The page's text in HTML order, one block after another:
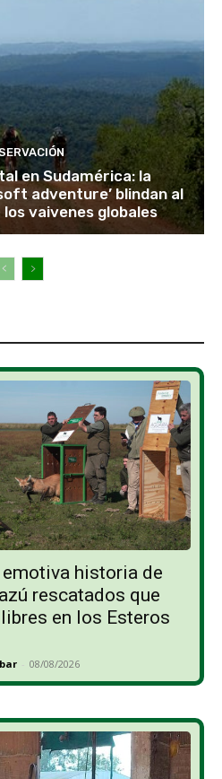
en Sudamérica: la
adventure’ blindan al
vaivenes globales
emotiva historia de
rescatados que
en los Esteros
- 08/08/2026